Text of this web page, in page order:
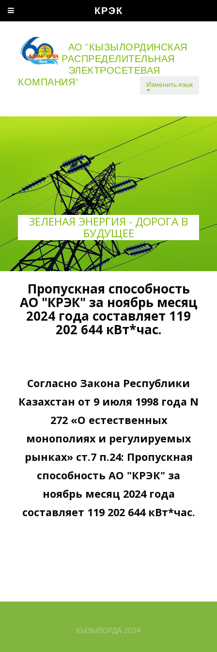
АО "КЫЗЫЛОРДИНСКАЯ
РАСПРЕДЕЛИТЕЛЬНАЯ
ЭЛЕКТРОСЕТЕВАЯ
КОМПАНИЯ"
Изменить язык
ЗЕЛЕНАЯ ЭНЕРГИЯ - ДОРОГА В
БУДУЩЕЕ
Пропускная способность
АО "КРЭК" за ноябрь месяц
2024 года составляет 119
202 644 кВт*час.
Согласно Закона Республики
Казахстан от 9 июля 1998 года N
272 «О естественных
монополиях и регулируемых
рынках» ст.7 п.24: Пропускная
способность АО "КРЭК" за
ноябрь месяц 2024 года
составляет 119 202 644 кВт*час.
КЫЗЫЛОРДА 2024
КРЭК